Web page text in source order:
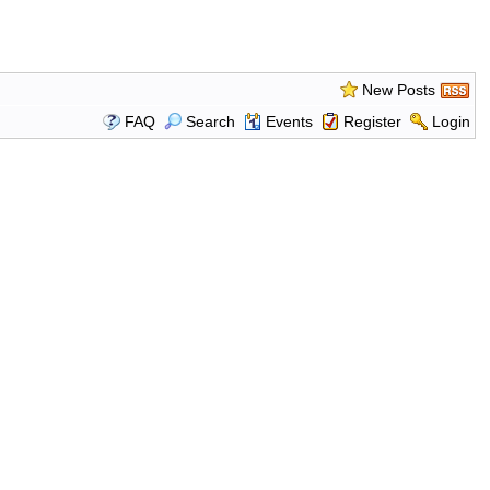
New Posts
FAQ
Search Events Register Login